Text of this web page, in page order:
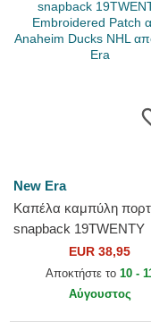
New Era
Καπέλα καμπύλη
snapback 19TWENTY
Embroidered Patch από
Anaheim Ducks NHL
EUR 38,95
Αποκτήστε το 10 -
Αύγουστος